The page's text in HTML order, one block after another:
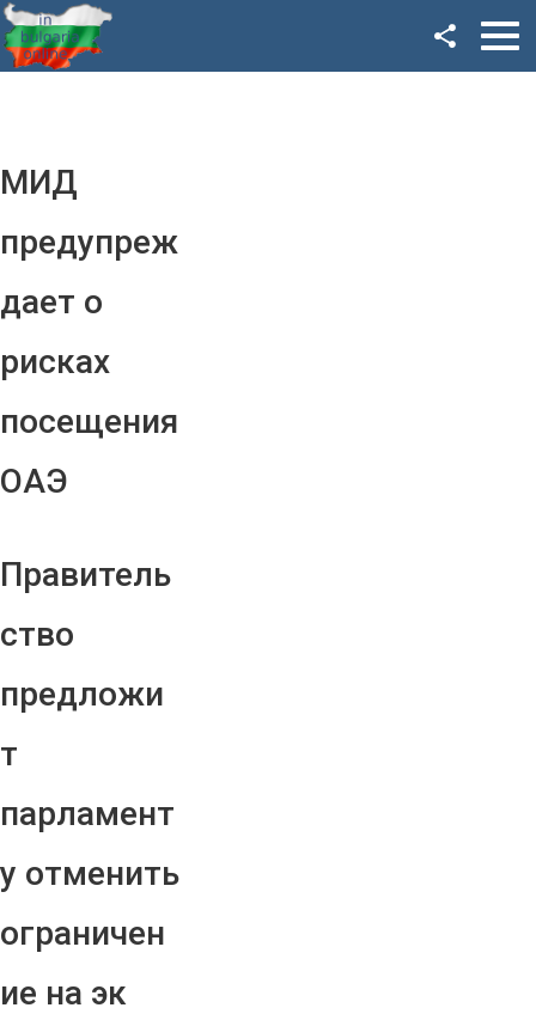
МИД
предупреж
дает о
рисках
посещения
ОАЭ
Правитель
ство
предложи
т
парламент
у отменить
ограничен
ие на эк